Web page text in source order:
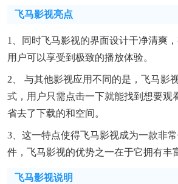
飞马影视亮点
1、同时飞马影视的界面设计干净清爽
用户可以享受到极致的播放体验。
2、 与其他影视应用不同的是，飞马影
式，用户只需点击一下就能找到想要观
省去了下载的和空间。
3、这一特点使得飞马影视成为一款非
件，飞马影视的优势之一在于它拥有丰
飞马影视说明